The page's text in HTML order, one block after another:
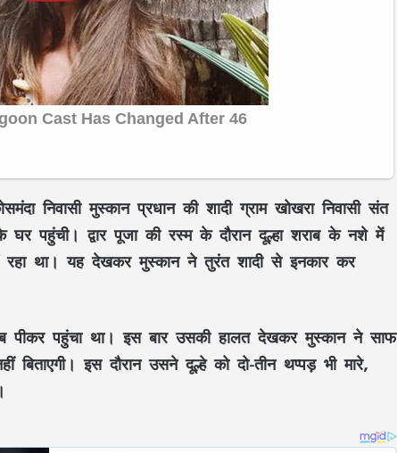
निवासी मुस्कान प्रधान की शादी ग्राम खोखरा निवासी संत
पहुंची। द्वार पूजा की रस्म के दौरान दूल्हा शराब के नशे में
था। यह देखकर मुस्कान ने तुरंत शादी से इनकार कर
पीकर पहुंचा था। इस बार उसकी हालत देखकर मुस्कान ने साफ
इस दौरान उसने दूल्हे को दो-तीन थप्पड़ भी मारे,